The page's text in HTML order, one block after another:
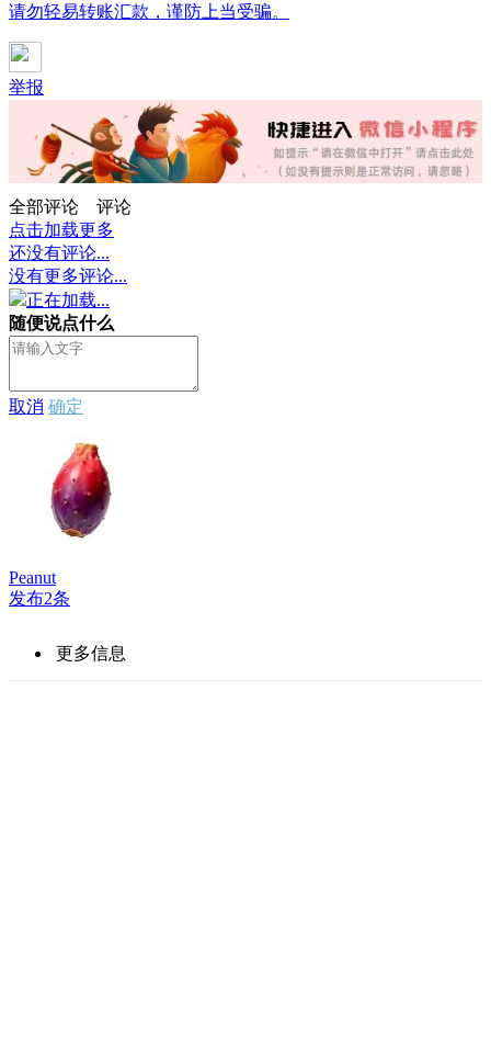
请勿轻易转账汇款，谨防上当受骗。
举报
全部评论
评论
点击加载更多
还没有评论...
没有更多评论...
正在加载...
随便说点什么
取消 确定
Peanut
发布2条
更多信息